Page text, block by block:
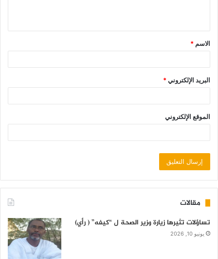
الاسم *
البريد الإلكتروني*
الموقع الإلكتروني
مقالات
تساؤلات تثيرها زيارة وزير الصحة ل “كيفه” ( رأي)
يونيو 10, 2026